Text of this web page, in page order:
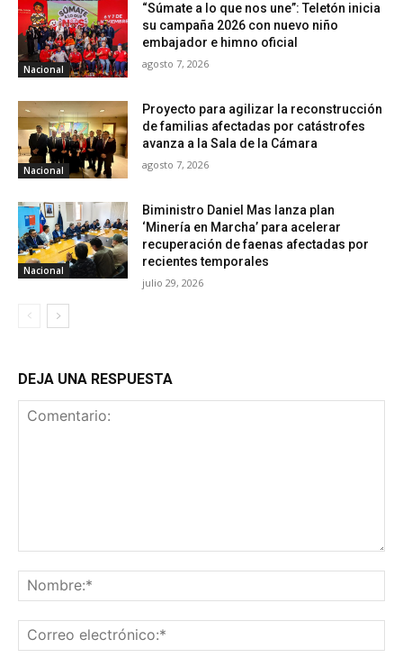
Nacional
“Súmate a lo que nos une”: Teletón inicia
su campaña 2026 con nuevo niño
embajador e himno oficial
agosto 7, 2026
Nacional
Proyecto para agilizar la reconstrucción
de familias afectadas por catástrofes
avanza a la Sala de la Cámara
agosto 7, 2026
Nacional
Biministro Daniel Mas lanza plan
‘Minería en Marcha’ para acelerar
recuperación de faenas afectadas por
recientes temporales
julio 29, 2026
DEJA UNA RESPUESTA